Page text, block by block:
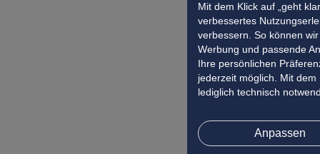
Mit dem Klick auf „geht
verbessertes
verbessern. So können
Werbung und passende
Ihre persönlichen
jederzeit möglich. Mit dem
lediglich technisch
Anpassen